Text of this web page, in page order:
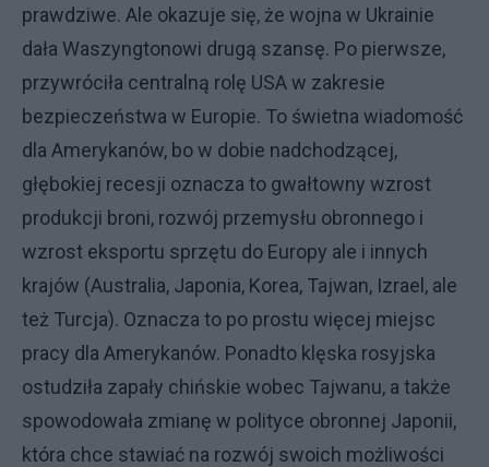
prawdziwe. Ale okazuje się, że wojna w Ukrainie
dała Waszyngtonowi drugą szansę. Po pierwsze,
przywróciła centralną rolę USA w zakresie
bezpieczeństwa w Europie. To świetna wiadomość
dla Amerykanów, bo w dobie nadchodzącej,
głębokiej recesji oznacza to gwałtowny wzrost
produkcji broni, rozwój przemysłu obronnego i
wzrost eksportu sprzętu do Europy ale i innych
krajów (Australia, Japonia, Korea, Tajwan, Izrael, ale
też Turcja). Oznacza to po prostu więcej miejsc
pracy dla Amerykanów. Ponadto klęska rosyjska
ostudziła zapały chińskie wobec Tajwanu, a także
spowodowała zmianę w polityce obronnej Japonii,
która chce stawiać na rozwój swoich możliwości